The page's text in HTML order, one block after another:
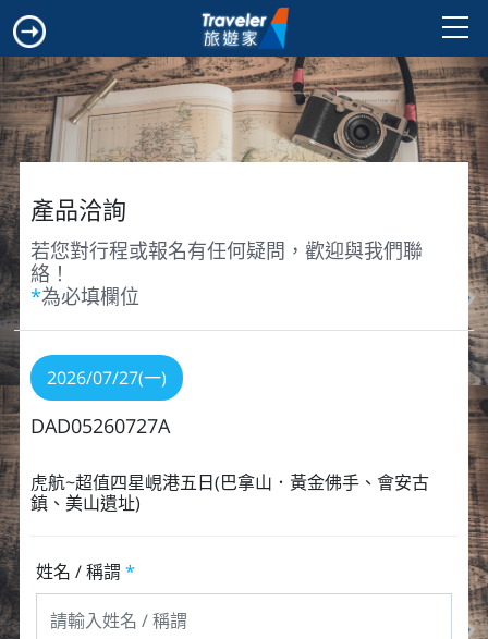
產品洽詢
若您對行程或報名有任何疑問，歡迎與我們聯
絡！
*為必填欄位
2026/07/27(一)
DAD05260727A
虎航~超值四星峴港五日(巴拿山．黃金佛手、會安古
鎮、美山遺址)
姓名 / 稱謂 *